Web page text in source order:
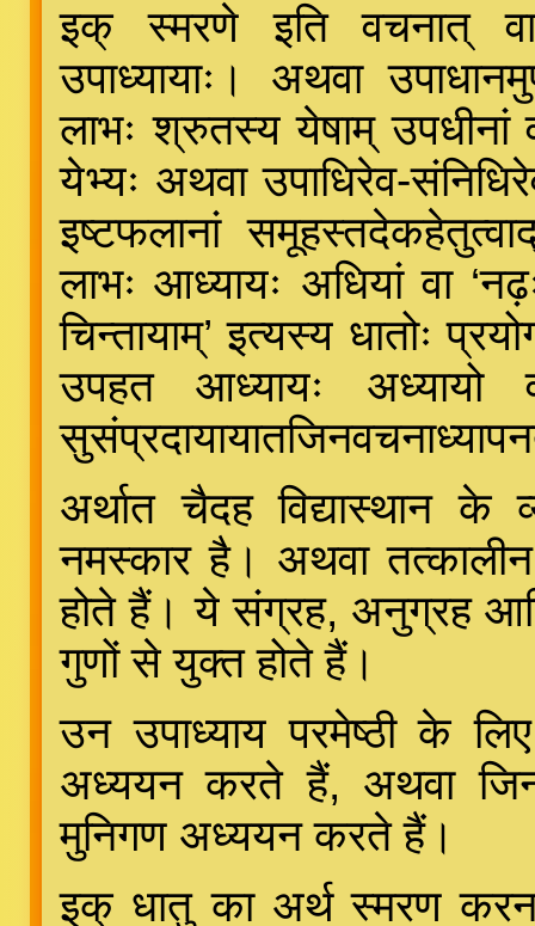
इक् स्मरणे इति वचनात्
उपाध्यायाः। अथवा
लाभः श्रुतस्य येषाम् उपधीनां
येभ्यः अथवा उपाधिरेव-
इष्टफलानां
लाभः आध्यायः अधियां वा ‘नढ़ः
चिन्तायाम्’ इत्यस्य धातोः
उपहत आध्यायः अध्यायो
अर्थात चैदह विद्यास्थान के
नमस्कार है। अथवा
होते हैं। ये संग्रह, अनुग्रह
गुणों से युक्त होते हैं।
उन उपाध्याय परमेष्ठी के
अध्ययन करते हैं, अथवा
मुनिगण अध्ययन करते हैं।
इक् धातु का अर्थ स्मरण